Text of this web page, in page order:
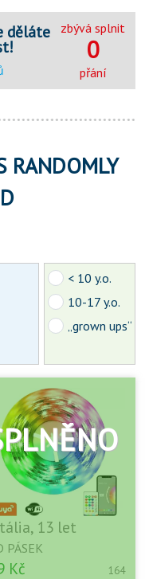
děláte zbývá splnit
0
přání
RANDOMLY
< 10 y.o.
10-17 y.o.
„grown ups“
13 let
PÁSEK
Kč 164